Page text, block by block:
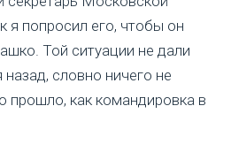
я попросил его, чтобы он
Той ситуации не дали
назад, словно ничего не
прошло, как командировка в